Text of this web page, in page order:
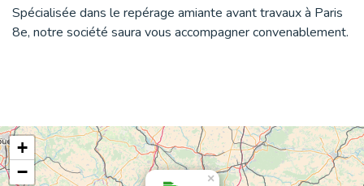
Spécialisée dans le repérage amiante avant travaux à Paris
8e, notre société saura vous accompagner convenablement.
×
+
−